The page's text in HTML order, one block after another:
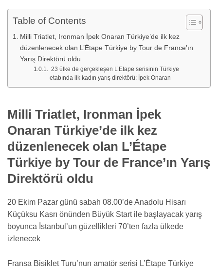
Table of Contents
Milli Triatlet, Ironman İpek Onaran Türkiye’de ilk kez
düzenlenecek olan L’Étape Türkiye by Tour de France’ın
Yarış Direktörü oldu
23 ülke de gerçekleşen L’Etape serisinin Türkiye
etabında ilk kadın yarış direktörü: İpek Onaran
Milli Triatlet, Ironman İpek
Onaran Türkiye’de ilk kez
düzenlenecek olan L’Étape
Türkiye by Tour de France’ın Yarış
Direktörü oldu
20 Ekim Pazar günü sabah 08.00’de Anadolu Hisarı
Küçüksu Kasrı önünden Büyük Start ile başlayacak yarış
boyunca İstanbul’un güzellikleri 70’ten fazla ülkede
izlenecek
Fransa Bisiklet Turu’nun amatör serisi L’Étape Türkiye